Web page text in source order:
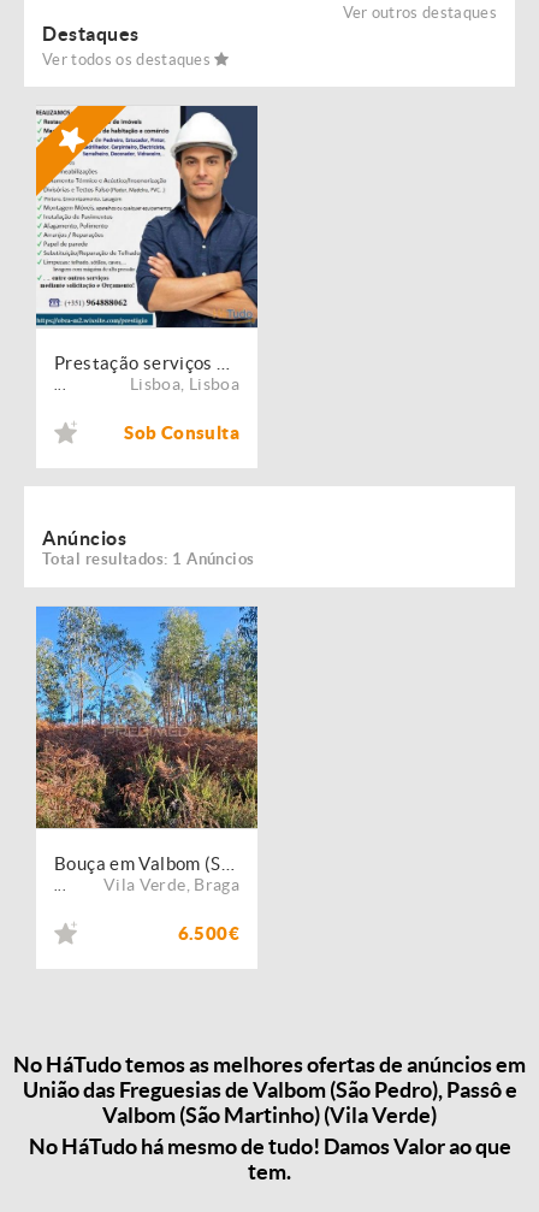
Ver outros destaques
Destaques
Ver todos os destaques
Lisboa Lisboa
Sob Consulta
Anúncios
Total resultados: 1 Anúncios
Vila Verde Braga
6.500€
No HáTudo temos as melhores ofertas de anúncios em
União das Freguesias de Valbom (São Pedro), Passô e
Valbom (São Martinho) (Vila Verde)
No HáTudo há mesmo de tudo! Damos Valor ao que
tem.